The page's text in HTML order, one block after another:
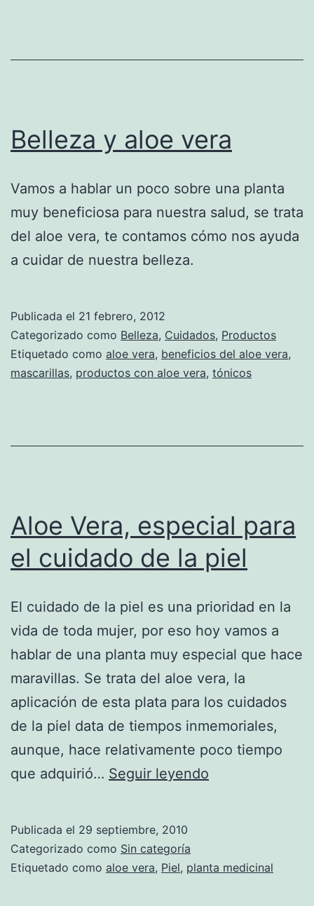
Belleza y aloe vera
Vamos a hablar un poco sobre una planta
muy beneficiosa para nuestra salud, se trata
del aloe vera, te contamos cómo nos ayuda
a cuidar de nuestra belleza.
Publicada el 21 febrero, 2012
Categorizado como Belleza, Cuidados, Productos
Etiquetado como aloe vera, beneficios del aloe vera,
mascarillas, productos con aloe vera, tónicos
Aloe Vera, especial para
el cuidado de la piel
El cuidado de la piel es una prioridad en la
vida de toda mujer, por eso hoy vamos a
hablar de una planta muy especial que hace
maravillas. Se trata del aloe vera, la
aplicación de esta plata para los cuidados
de la piel data de tiempos inmemoriales,
aunque, hace relativamente poco tiempo
que adquirió… Seguir leyendo
el
Publicada el 29 septiembre, 2010
Categorizado como Sin categoría
Etiquetado como aloe vera, Piel, planta medicinal